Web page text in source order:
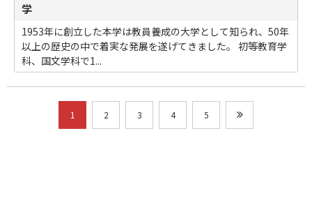
学
1953年に創立した本学は教員養成の大学として知られ、50年
以上の歴史の中で着実な発展を遂げてきました。 初等教育学
科、国文学科で1...
1 2 3 4 5